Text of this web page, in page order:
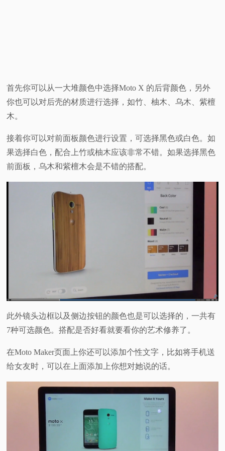
专
题
首先你可以从一大堆颜色中选择Moto X 的后背颜色，另外
你也可以对后壳的材质进行选择，如竹、柚木、乌木、紫檀
木。
接着你可以对前面板颜色进行设置，可选择黑色或白色。如
果选择白色，配合上竹或柚木应该非常不错。如果选择黑色
前面板，乌木和紫檀木会是不错的搭配。
此外镜头边框以及侧边按钮的颜色也是可以选择的，一共有
7种可选颜色。搭配是否好看就要看你的艺术修养了。
在Moto Maker页面上你还可以添加个性文字，比如将手机送
给女友时，可以在上面添加上你想对她说的话。